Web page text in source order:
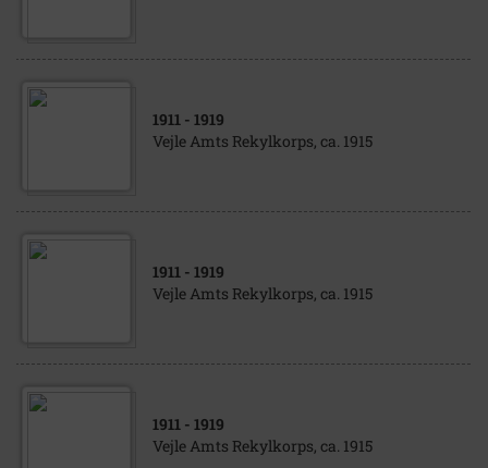
1911 - 1919
Vejle Amts Rekylkorps, ca. 1915
1911 - 1919
Vejle Amts Rekylkorps, ca. 1915
1911 - 1919
Vejle Amts Rekylkorps, ca. 1915